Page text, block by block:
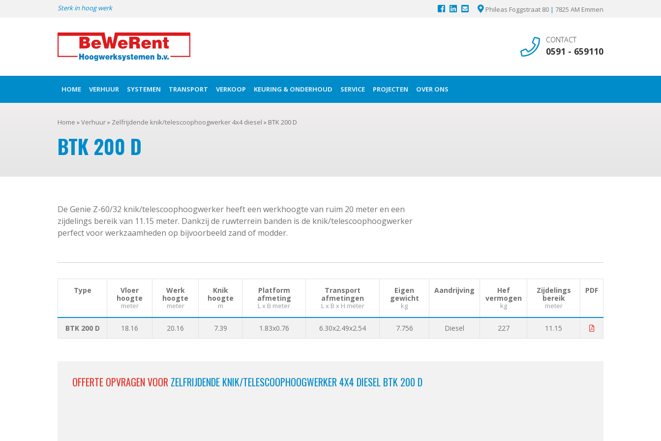
Sterk in hoog werk Phileas Foggstraat 80 | 7825 AM Emmen
CONTACT
0591 - 659110
HOME VERHUUR SYSTEMEN TRANSPORT VERKOOP KEURING & ONDERHOUD SERVICE PROJECTEN OVER ONS
Home »Verhuur» Zelfrijdende knik/telescoophoogwerker 4x4 diesel » BTK 200 D
BTK 200 D
De Genie Z-60/32 knik/telescoophoogwerker heeft een werkhoogte van ruim 20 meter en een
zijdelings bereik van 11.15 meter. Dankzij de ruwterrein banden is de knik/telescoophoogwerker
perfect voor werkzaamheden op bijvoorbeeld zand of modder.
Type
Vloer
hoogte
meter
Werk
hoogte
meter
Knik
hoogte
m
Platform
afmeting
L x B meter
Transport
afmetingen
L x B x H meter
Eigen
gewicht
kg
Aandrijving
Hef
vermogen
kg
Zijdelings
bereik
meter
PDF
BTK 200 D 18.16 20.16 7.39 1.83x0.76 6.30x2.49x2.54 7.756 Diesel 227 11.15
OFFERTE OPVRAGEN VOOR ZELFRIJDENDE KNIK/TELESCOOPHOOGWERKER 4X4 DIESEL BTK 200 D